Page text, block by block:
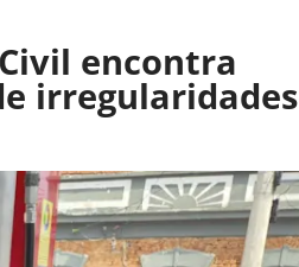
encontra
irregularidades